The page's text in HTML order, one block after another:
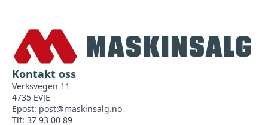
Kontakt oss
Verksvegen 11
4735 EVJE
Epost: post@maskinsalg.no
Tlf: 37 93 00 89